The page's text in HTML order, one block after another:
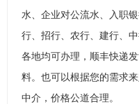
水、企业对公流水、入职
行、招行、农行、建行、
各地均可办理，顺丰快递
料。也可以根据您的需求
中介，价格公道合理。